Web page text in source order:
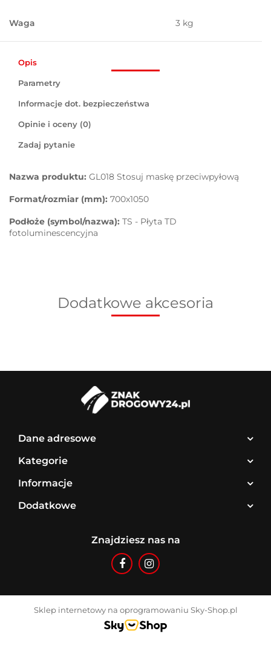
Waga 3 kg
Opis
Parametry
Informacje dot. bezpieczeństwa
Opinie i oceny (0)
Zadaj pytanie
Nazwa produktu: GL018 Stosuj maskę przeciwpyłową
Format/rozmiar (mm): 700x1050
Podłoże (symbol/nazwa): TS - Płyta TD
fotoluminescencyjna
Dodatkowe akcesoria
Dane adresowe
Kategorie
Informacje
Dodatkowe
Znajdziesz nas na
Sklep internetowy na oprogramowaniu Sky-Shop.pl